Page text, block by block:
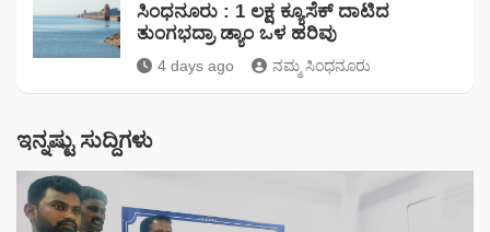
ಸಿಂಧನೂರು : 1 ಲಕ್ಷ ಕ್ಯೂಸೆಕ್ ದಾಟಿದ
ತುಂಗಭದ್ರಾ ಡ್ಯಾಂ ಒಳ ಹರಿವು
4 days ago ನಮ್ಮ ಸಿಂಧನೂರು
ಇನ್ನಷ್ಟು ಸುದ್ದಿಗಳು